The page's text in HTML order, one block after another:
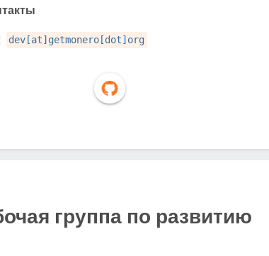
dev[at]getmonero[dot]org
группа по развитию